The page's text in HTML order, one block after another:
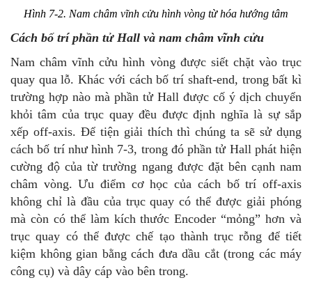
Hình 7-2. Nam châm vĩnh cửu hình vòng từ hóa hướng tâm
Cách bố trí phần tử Hall và nam châm vĩnh cửu
Nam châm vĩnh cửu hình vòng được siết chặt vào trục
quay qua lỗ. Khác với cách bố trí shaft-end, trong bất kì
trường hợp nào mà phần tử Hall được cố ý dịch chuyển
khỏi tâm của trục quay đều được định nghĩa là sự sắp
xếp off-axis. Để tiện giải thích thì chúng ta sẽ sử dụng
cách bố trí như hình 7-3, trong đó phần tử Hall phát hiện
cường độ của từ trường ngang được đặt bên cạnh nam
châm vòng. Ưu điểm cơ học của cách bố trí off-axis
không chỉ là đầu của trục quay có thể được giải phóng
mà còn có thể làm kích thước Encoder “mỏng” hơn và
trục quay có thể được chế tạo thành trục rỗng để tiết
kiệm không gian bằng cách đưa dầu cắt (trong các máy
công cụ) và dây cáp vào bên trong.